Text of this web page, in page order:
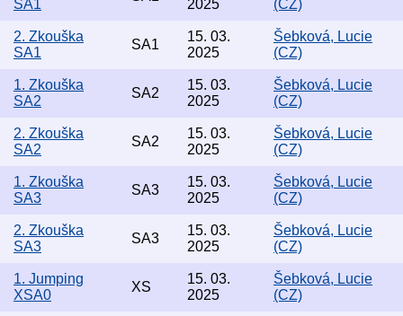
SA1
2025
(CZ)
2. Zkouška
SA1
SA1
15. 03.
2025
Šebková, Lucie
(CZ)
1. Zkouška
SA2
SA2
15. 03.
2025
Šebková, Lucie
(CZ)
2. Zkouška
SA2
SA2
15. 03.
2025
Šebková, Lucie
(CZ)
1. Zkouška
SA3
SA3
15. 03.
2025
Šebková, Lucie
(CZ)
2. Zkouška
SA3
SA3
15. 03.
2025
Šebková, Lucie
(CZ)
1. Jumping
XSA0
XS
15. 03.
2025
Šebková, Lucie
(CZ)